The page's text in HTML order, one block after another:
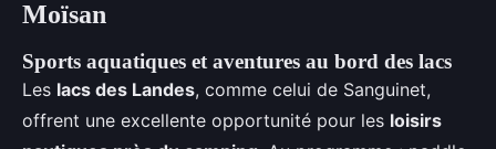
Moïsan
Sports aquatiques et aventures au bord des lacs
Les lacs des Landes, comme celui de Sanguinet,
offrent une excellente opportunité pour les loisirs